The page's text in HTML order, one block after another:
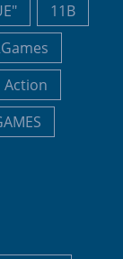
11B
Action